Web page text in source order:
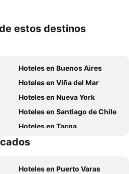
estos destinos
Hoteles en Buenos Aires
Hoteles en Viña del Mar
Hoteles en Nueva York
Hoteles en Santiago de Chile
Hoteles en Tacna
Hoteles en Chile
Hoteles en Puerto Varas